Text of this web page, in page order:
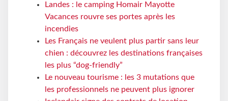
Landes : le camping Homair Mayotte
Vacances rouvre ses portes après les
incendies
Les Français ne veulent plus partir sans leur
chien : découvrez les destinations françaises
les plus “dog-friendly”
Le nouveau tourisme : les 3 mutations que
les professionnels ne peuvent plus ignorer